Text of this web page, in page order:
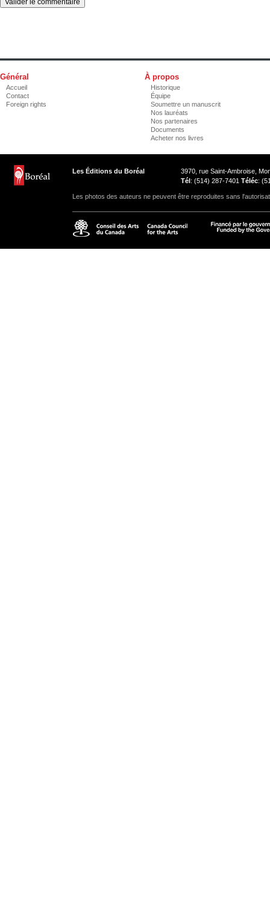
Général
Accueil
Contact
Foreign rights
À propos
Historique
Équipe
Soumettre un manuscrit
Nos lauréats
Nos partenaires
Documents
Acheter nos livres
Les Éditions du Boréal
3970, rue Saint-Ambroise,
Tél : (514) 287-7401 Téléc:
Les photos des auteurs ne peuvent être reproduites sans